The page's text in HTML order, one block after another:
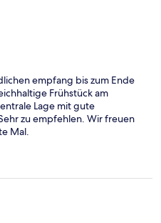
empfang bis zum Ende
Frühstück am
Lage mit gute
zu empfehlen. Wir freuen
Mal.